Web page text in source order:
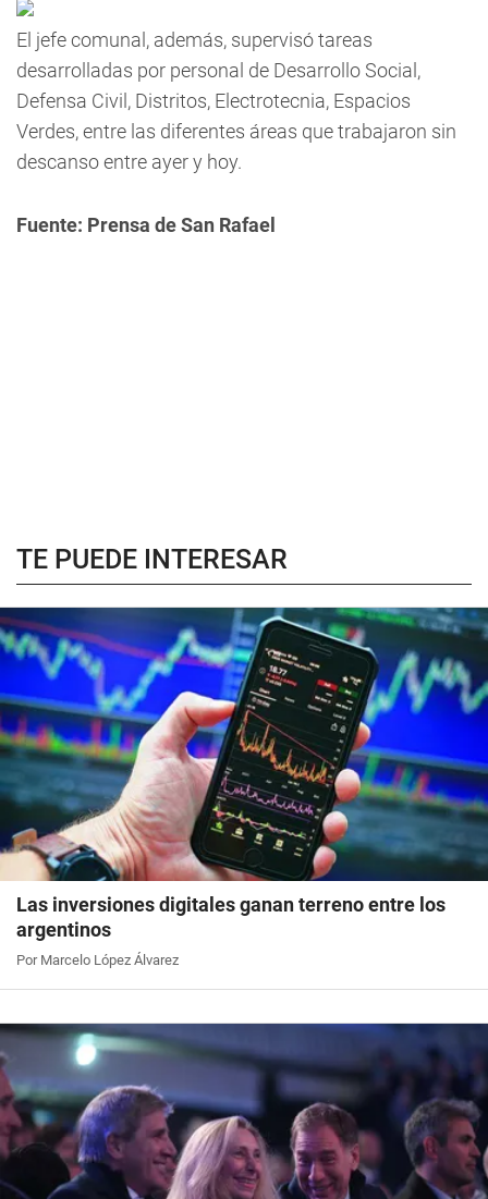
El jefe comunal, además, supervisó tareas
desarrolladas por personal de Desarrollo Social,
Defensa Civil, Distritos, Electrotecnia, Espacios
Verdes, entre las diferentes áreas que trabajaron sin
descanso entre ayer y hoy.
Fuente: Prensa de San Rafael
TE PUEDE INTERESAR
Las inversiones digitales ganan terreno entre los
argentinos
Por Marcelo López Álvarez